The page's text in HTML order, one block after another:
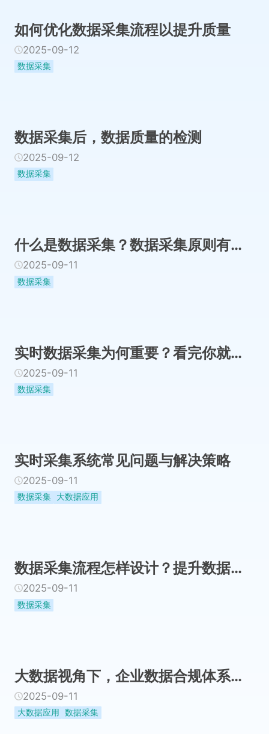
如何优化数据采集流程以提升质量
2025-09-12
数据采集
数据采集后，数据质量的检测
2025-09-12
数据采集
什么是数据采集？数据采集原则有哪些？
2025-09-11
数据采集
实时数据采集为何重要？看完你就懂了！
2025-09-11
数据采集
实时采集系统常见问题与解决策略
2025-09-11
数据采集 大数据应用
数据采集流程怎样设计？提升数据质量的实战方法论
2025-09-11
数据采集
大数据视角下，企业数据合规体系搭建与应对策略
2025-09-11
大数据应用 数据采集